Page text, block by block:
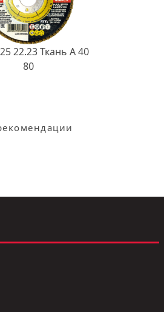
22.23 Ткань A 40
80